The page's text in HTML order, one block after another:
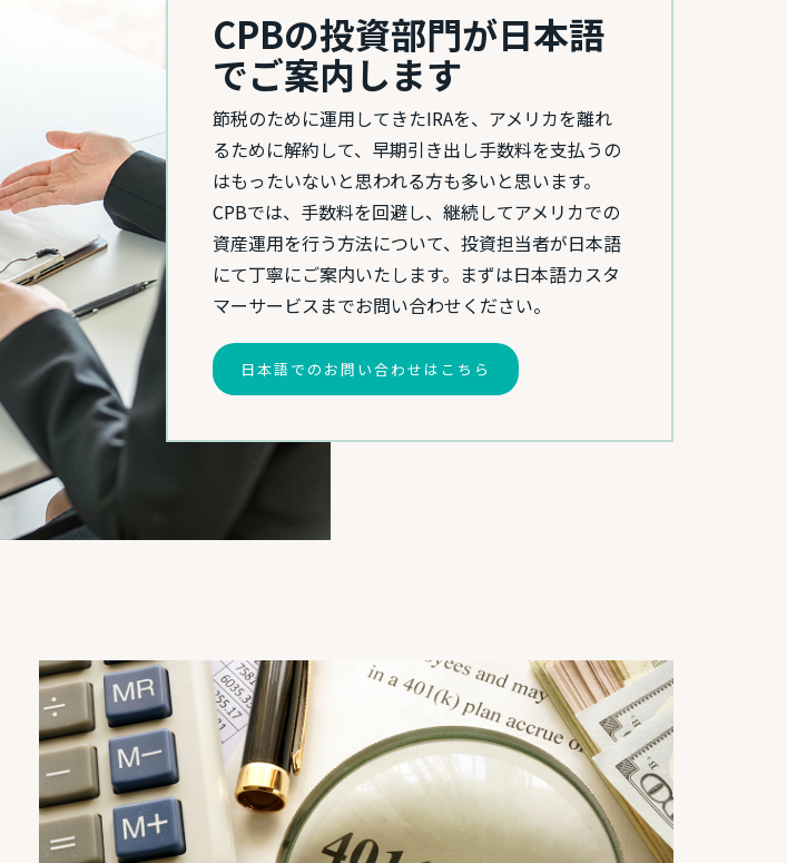
CPBの投資部門が日本語
でご案内します
節税のために運用してきたIRAを、アメリカを離れ
るために解約して、早期引き出し手数料を支払うの
はもったいないと思われる方も多いと思います。
CPBでは、手数料を回避し、継続してアメリカでの
資産運用を行う方法について、投資担当者が日本語
にて丁寧にご案内いたします。まずは日本語カスタ
マーサービスまでお問い合わせください。
日本語でのお問い合わせはこちら